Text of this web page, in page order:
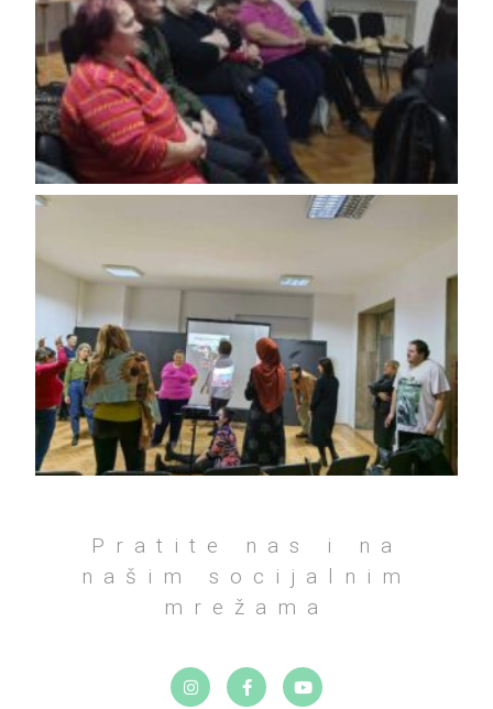
Pratite nas i na
našim socijalnim
mrežama